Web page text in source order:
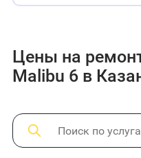
Цены на
Malibu 6 в